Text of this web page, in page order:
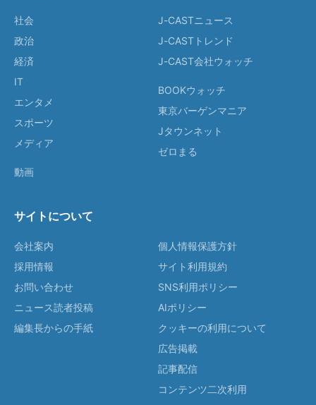
社会
政治
経済
IT
エンタメ
スポーツ
メディア
動画
J-CASTニュース
J-CASTトレンド
J-CAST会社ウォッチ
BOOKウォッチ
東京バーゲンマニア
Jタウンネット
ゼロまる
サイトについて
会社案内
採用情報
お問い合わせ
ニュース読者投稿
編集長からの手紙
個人情報保護方針
サイト利用規約
SNS利用ポリシー
AIポリシー
クッキーの利用について
広告掲載
記事配信
コンテンツ二次利用